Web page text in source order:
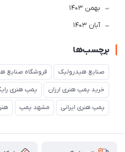
بهمن 1403
آبان 1403
برچسب‌ها
صنایع هیدرولیک فروشگاه صنایع
خرید پمپ هنری ارزان پمپ هنری
پمپ هنری ایرانی مشهد پمپ